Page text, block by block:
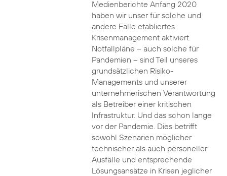
Medienberichte Anfang 2020
haben wir unser für solche und
andere Fälle etabliertes
Krisenmanagement aktiviert.
Notfallpläne – auch solche für
Pandemien – sind Teil unseres
grundsätzlichen Risiko-
Managements und unserer
unternehmerischen Verantwortung
als Betreiber einer kritischen
Infrastruktur. Und das schon lange
vor der Pandemie. Dies betrifft
sowohl Szenarien möglicher
technischer als auch personeller
Ausfälle und entsprechende
Lösungsansätze in Krisen jeglicher